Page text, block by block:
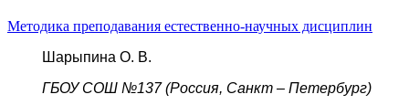
Методика преподавания естественно-научных дисциплин
Шарыпина О. В.
ГБОУ СОШ №137 (Россия, Санкт – Петербург)